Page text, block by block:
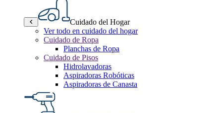
Cuidado del Hogar
Ver todo en cuidado del hogar
Cuidado de Ropa
Planchas de Ropa
Cuidado de Pisos
Hidrolavadoras
Aspiradoras Robóticas
Aspiradoras de Canasta